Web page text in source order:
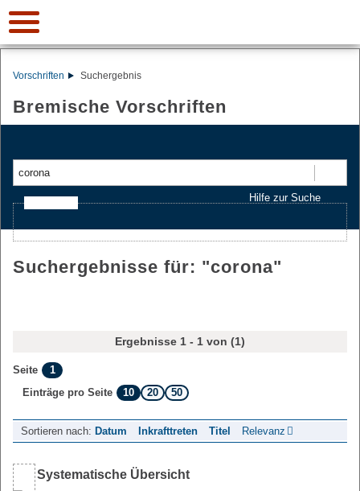
Vorschriften Suchergebnis
Bremische Vorschriften
Hilfe zur Suche
Suchergebnisse für: "corona"
Ergebnisse 1 - 1 von (1)
Seite
1
Einträge pro Seite
10 20 50
Sortieren nach: Datum Inkrafttreten Titel Relevanz
Systematische Übersicht